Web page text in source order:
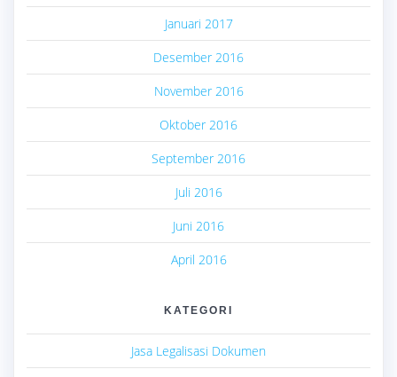
Januari 2017
Desember 2016
November 2016
Oktober 2016
September 2016
Juli 2016
Juni 2016
April 2016
KATEGORI
Jasa Legalisasi Dokumen